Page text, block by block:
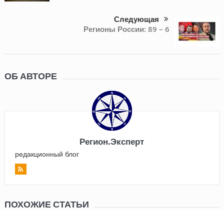
Следующая
Регионы России: 89 – 6
ОБ АВТОРЕ
Регион.Эксперт
редакционный блог
ПОХОЖИЕ СТАТЬИ